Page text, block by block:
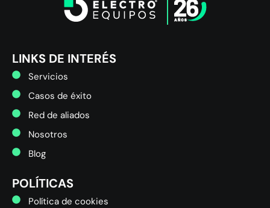
LINKS DE INTERÉS
Servicios
Casos de éxito
Red de aliados
Nosotros
Blog
POLÍTICAS
Política de cookies